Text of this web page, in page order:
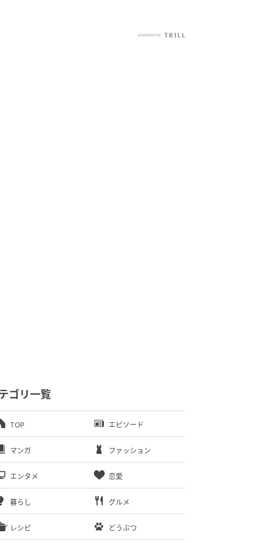
ゴリ一覧
TOP エピソード
マンガ ファッション
エンタメ 恋愛
暮らし グルメ
レシピ どうぶつ